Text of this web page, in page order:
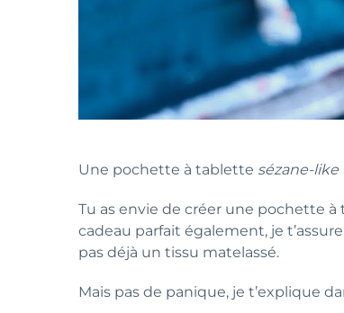
Une pochette à tablette sézane-like
Tu as envie de créer une pochette à
cadeau parfait également, je
pas déjà un tissu matelassé.
Mais pas de panique, je t’explique